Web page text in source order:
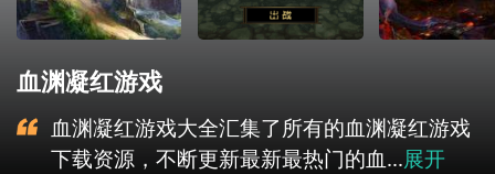
血渊凝红游戏
血渊凝红游戏大全汇集了所有的血渊凝红游戏
下载资源，不断更新最新最热门的血...展开